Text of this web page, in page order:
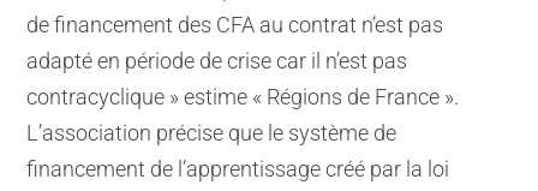
de financement des CFA au contrat n’est pas
adapté en période de crise car il n’est pas
contracyclique » estime « Régions de France ».
L’association précise que le système de
financement de l’apprentissage créé par la loi